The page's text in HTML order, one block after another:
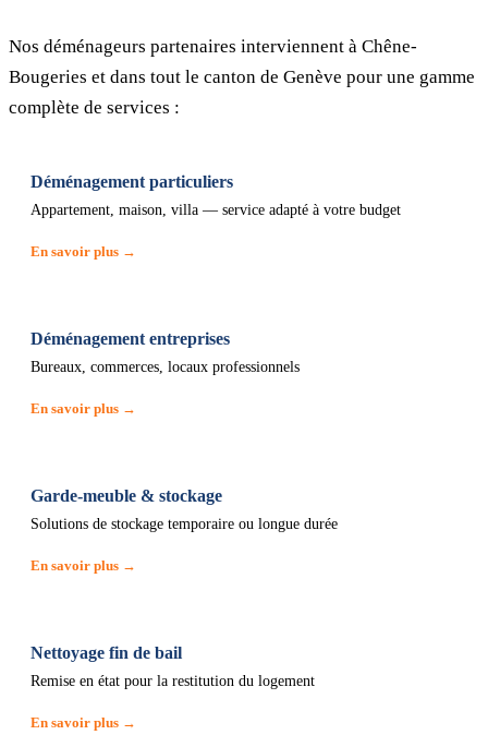
Nos déménageurs partenaires interviennent à Chêne-
Bougeries et dans tout le canton de Genève pour une gamme
complète de services :
Déménagement particuliers
Appartement, maison, villa — service adapté à votre budget
En savoir plus →
Déménagement entreprises
Bureaux, commerces, locaux professionnels
En savoir plus →
Garde-meuble & stockage
Solutions de stockage temporaire ou longue durée
En savoir plus →
Nettoyage fin de bail
Remise en état pour la restitution du logement
En savoir plus →